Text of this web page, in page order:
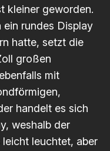
kleiner geworden.
rundes Display
hatte, setzt die
großen
mit
handelt es sich
weshalb der
leuchtet, aber